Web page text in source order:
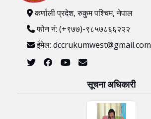
कर्णाली प्रदेश, रुकुम पश्‍चिम, नेपाल
फोन नं: (+९७७)-९८५७८६६२२२
ईमेल: dccrukumwest@gmail.com
सूचना अधिकारी